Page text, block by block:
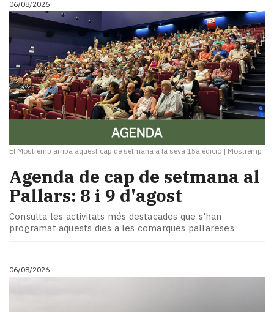
i
turisme
Cultura
Esports
Mai
tant!
TV
i
mitjans
temps
Entrevistes
Enquestes
escena!
Dis
Subscriptors
06/08/2026
El Mostremp arriba aquest cap de setmana a la seva 15a edició | Mostremp
Agenda de cap de setmana al
Pallars: 8 i 9 d'agost
Consulta les activitats més destacades que s'han
programat aquests dies a les comarques pallareses
06/08/2026